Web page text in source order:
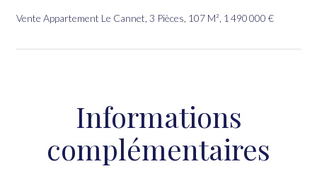
Vente Appartement Le Cannet, 3 Pièces, 107 M², 1 490 000 €
Informations
complémentaires